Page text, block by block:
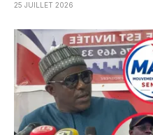
25 JUILLET 2026